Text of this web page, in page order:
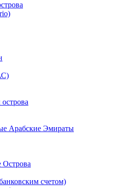
Арабские Эмираты
Острова
счетом)